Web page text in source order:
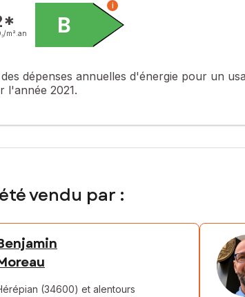
m². an B
i
dépenses annuelles d'énergie pour un
l'année 2021.
vendu par :
(34600) et alentours